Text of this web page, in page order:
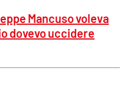
Mancuso voleva
dovevo uccidere